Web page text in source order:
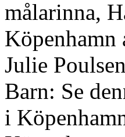
målarinna,
Julie
Barn: Se
i